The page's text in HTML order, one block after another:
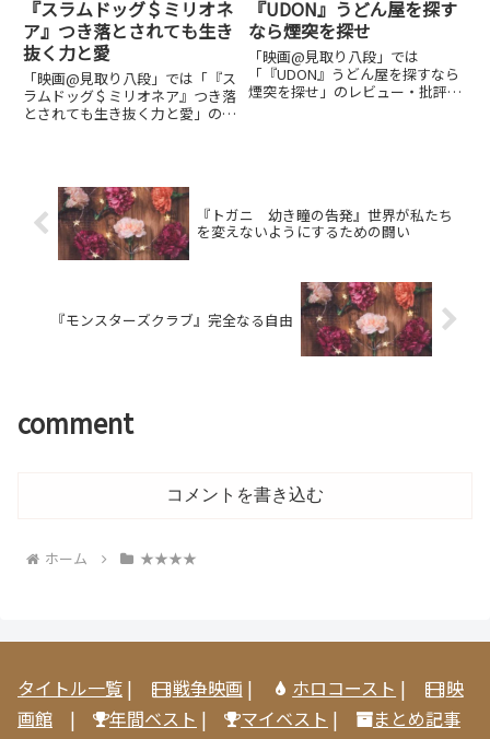
『スラムドッグ＄ミリオネ
ア』つき落とされても生き
抜く力と愛
「映画@見取り八段」では「『ス
ラムドッグ＄ミリオネア』つき落
とされても生き抜く力と愛」のレ
想は別枠で表記。
『UDON』うどん屋を探す
なら煙突を探せ
「映画@見取り八段」では
「『UDON』うどん屋を探すなら
煙突を探せ」のレビュー・批評・
『トガニ 幼き瞳の告発』世界が私たち
を変えないようにするための闘い
『モンスターズクラブ』完全なる自由
comment
コメントを書き込む
ホーム ★★★★
タイトル一覧 | 戦争映画 | ホロコースト |
映
画館 | 年間ベスト | マイベスト |
まとめ記事